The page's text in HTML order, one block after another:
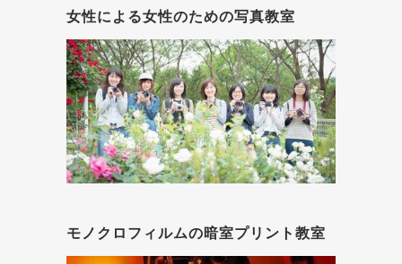
女性による女性のための写真教室
モノクロフィルムの暗室プリント教室